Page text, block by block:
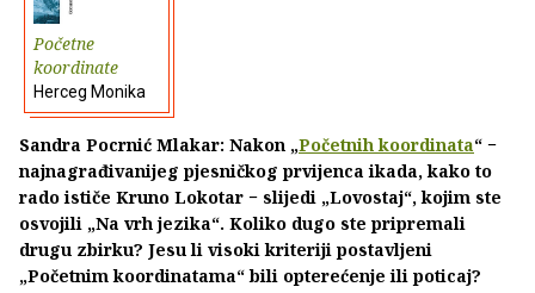
Početne
koordinate
Herceg Monika
Sandra Pocrnić Mlakar: Nakon „Početnih koordinata“ −
najnagrađivanijeg pjesničkog prvijenca ikada, kako to
rado ističe Kruno Lokotar − slijedi „Lovostaj“, kojim ste
osvojili „Na vrh jezika“. Koliko dugo ste pripremali
drugu zbirku? Jesu li visoki kriteriji postavljeni
„Početnim koordinatama“ bili opterećenje ili poticaj?